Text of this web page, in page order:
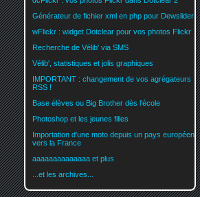
Générateur de fichier xml en php pour Dewslider
wFlickr : widget Dotclear pour vos photos Flickr
Recherche de Vélib' via SMS
Vélib', statistiques et jolis graphiques
IMPORTANT : changement de vos agrégateurs
RSS !
Base élèves ou Big Brother dès l'école
Photoshop et les jeunes filles
Importation d'une moto depuis un pays européen
vers la France
aaaaaaaaaaaaaa et plus
...et les archives...